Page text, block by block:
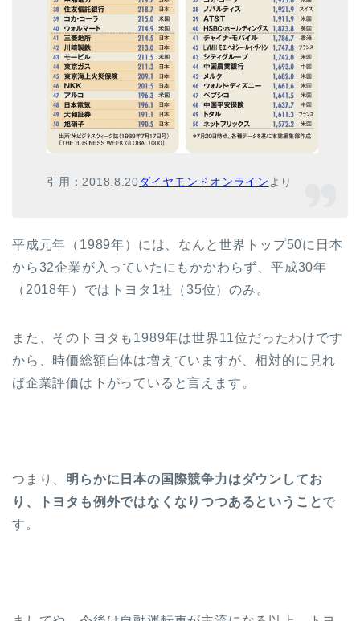
引用：2018.8.20ダイヤモンドオンライン より
平成元年（1989年）には、なんと世界トップ50に日本
から32企業が入っていたにもかかわらず、平成30年
（2018年）ではトヨタ1社（35位）のみ。
また、そのトヨタも1989年は世界11位だったわけです
から、時価総額自体は増えていますが、相対的に見れ
ば企業評価は下がっていると言えます。
つまり、 明らかに日本の国際競争力はダウンしてお
り、トヨタも例外ではなくなりつつあるということで
す。